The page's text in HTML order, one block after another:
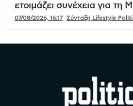
ετοιμάζει συνέχεια για τη
07/08/2026, 16:17 Σύνταξη Lifestyle